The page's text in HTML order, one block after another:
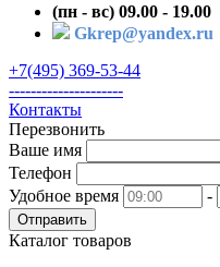
(пн - вс) 09.00 - 19.00
Gkrep@yandex.ru
+7(495) 369-53-44
---------------------
Контакты
Перезвонить
Ваше имя
Телефон
Удобное время
-
Отправить
Каталог товаров